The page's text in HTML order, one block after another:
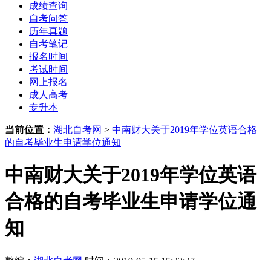
成绩查询
自考问答
历年真题
自考笔记
报名时间
考试时间
网上报名
成人高考
专升本
当前位置： 湖北自考网 > 中南财大关于2019年学位英语合格
的自考毕业生申请学位通知
中南财大关于2019年学位英语
合格的自考毕业生申请学位通
知